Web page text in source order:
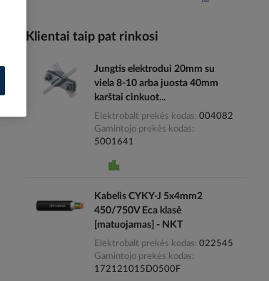
Klientai taip pat rinkosi
Jungtis elektrodui 20mm su
viela 8-10 arba juosta 40mm
karštai cinkuot...
Elektrobalt prekės kodas 004082
Gamintojo prekės kodas
5001641
Kabelis CYKY-J 5x4mm2
450/750V Eca klasė
[matuojamas] - NKT
Elektrobalt prekės kodas 022545
Gamintojo prekės kodas
172121015D0500F